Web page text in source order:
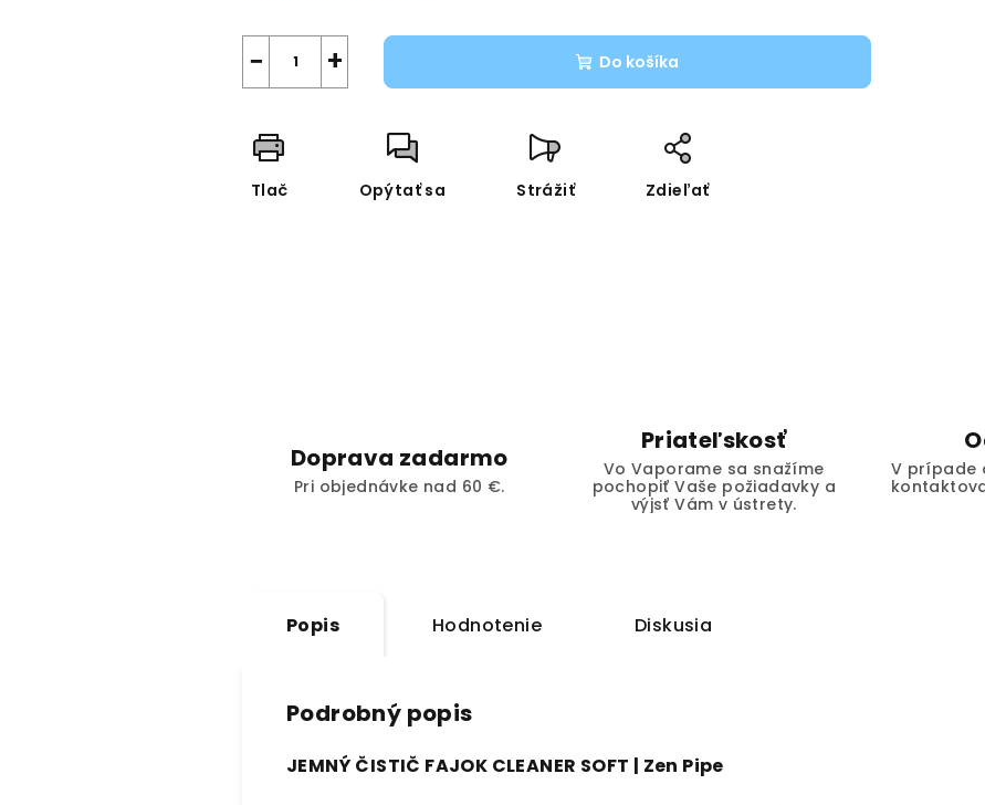
+
− Do košíka
Tlač Opýtať sa Strážiť Zdieľať
Doprava zadarmo
Pri objednávke nad 60 €.
Priateľskosť
Vo Vaporame sa snažíme
pochopiť Vaše požiadavky a
výjsť Vám v ústrety.
V prípade
Popis Hodnotenie Diskusia
Podrobný popis
JEMNÝ ČISTIČ FAJOK CLEANER SOFT | Zen Pipe